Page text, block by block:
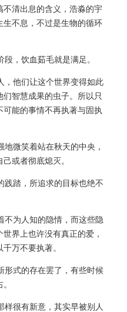
清出息的含义，浩淼的宇
不息，不过是生物的循环
，饮血茹毛就是满足。
，他们让这个世界变得如此
智慧成果的虫子。所以只
能的事情不再执著与固执
微笑着站在秋天的中央，
或者彻底熄灭。
践踏，所追求的目标也绝不
不为人知的隐情，而这些隐
界上也许没有真正的爱，
万不要执著。
形式的存在罢了，有些时候
样很有新意，其实早被别人